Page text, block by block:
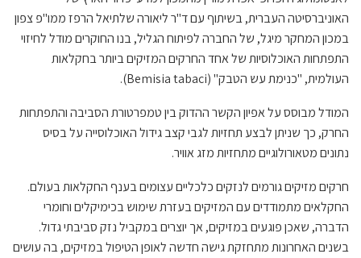
האוניברסיטה העברית, בשיתוף עם ד"ר ליאורה שלתיאל הרפז ממו"פ צפון
במכון המחקר מיגל, של החברה לפיתוח הגליל, בנו החוקרים מודל לחיזוי
התפתחות האוכלוסיות של אחד החרקים המזיקים ביותר בחקלאות
העולמית, "כנימת עש הטבק" (Bemisia tabaci).
המודל מבוסס על אפיון הקשר ההדוק בין טמפרטורת הסביבה והתפתחות
החרק, כך שניתן לבצע תחזיות לגבי קצב גידול האוכלוסייה על בסיס
נתונים מטאורולוגיים מתחזיות מזג אוויר.
חרקים מזיקים גורמים לנזקים כלכליים עצומים בענף החקלאות בעולם.
החקלאים מתמודדים עם המזיקים בעזרת שימוש בכימיקלים וחומרי
הדברה, שאכן פוגעים במזיקים, אך יוצרים במקביל נזק סביבתי גדול.
בשנים האחרונות מתחזקת גישה חדשה לאופן הטיפול במזיקים, בה עושים